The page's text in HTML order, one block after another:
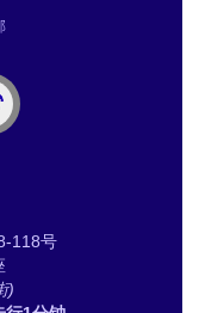
118号
)